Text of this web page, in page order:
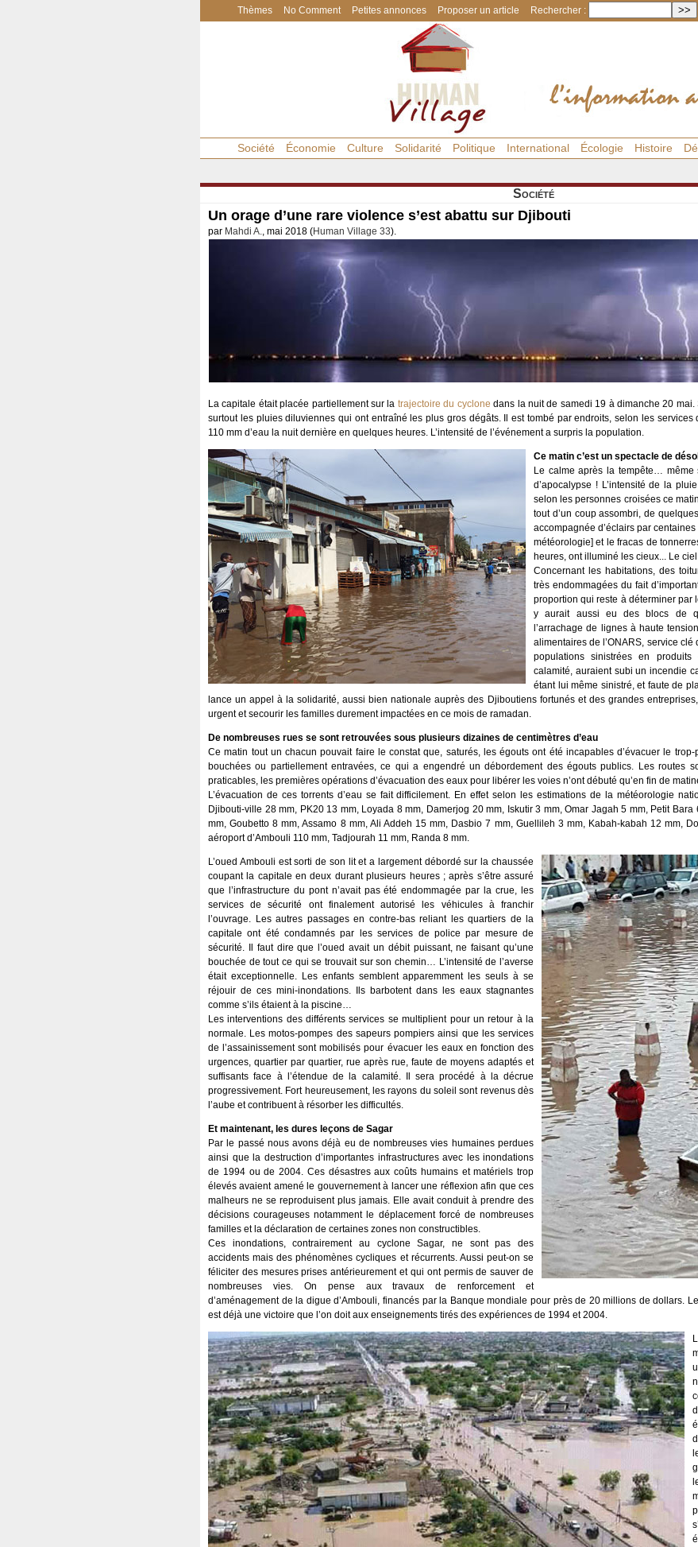
Thèmes No Comment Petites annonces Proposer un article Rechercher :
Société Économie Culture Solidarité Politique International Écologie Histoire
Société
Un orage d’une rare violence s’est abattu sur Djibouti
par Mahdi A., mai 2018 (Human Village 33).
La capitale était placée partiellement sur la trajectoire du cyclone dans la nuit de samedi 19 à dimanche 20
surtout les pluies diluviennes qui ont entraîné les plus gros dégâts. Il est tombé par endroits, selon les
110 mm d’eau la nuit dernière en quelques heures. L’intensité de l’événement a surpris la population.
Ce matin c’est un spectacle de
Le calme après la tempête…
d’apocalypse ! L’intensité de la
selon les personnes croisées ce
tout d’un coup assombri, de
accompagnée d’éclairs par
météorologie] et le fracas de
heures, ont illuminé les cieux... Le
Concernant les habitations, des
très endommagées du fait
proportion qui reste à déterminer par
y aurait aussi eu des blocs de
l’arrachage de lignes à haute
alimentaires de l’ONARS, service
populations sinistrées en
calamité, auraient subi un incendie
étant lui même sinistré, et faute de
lance un appel à la solidarité, aussi bien nationale auprès des Djiboutiens fortunés et des grandes
urgent et secourir les familles durement impactées en ce mois de ramadan.
De nombreuses rues se sont retrouvées sous plusieurs dizaines de centimètres d’eau
Ce matin tout un chacun pouvait faire le constat que, saturés, les égouts ont été incapables d’évacuer le
bouchées ou partiellement entravées, ce qui a engendré un débordement des égouts publics. Les routes
praticables, les premières opérations d’évacuation des eaux pour libérer les voies n’ont débuté qu’en fin de
L’évacuation de ces torrents d’eau se fait difficilement. En effet selon les estimations de la météorologie
Djibouti-ville 28 mm, PK20 13 mm, Loyada 8 mm, Damerjog 20 mm, Iskutir 3 mm, Omar Jagah 5 mm, Petit
mm, Goubetto 8 mm, Assamo 8 mm, Ali Addeh 15 mm, Dasbio 7 mm, Guellileh 3 mm, Kabah-kabah 12 mm,
aéroport d’Ambouli 110 mm, Tadjourah 11 mm, Randa 8 mm.
L’oued Ambouli est sorti de son lit et a largement débordé sur la chaussée
coupant la capitale en deux durant plusieurs heures ; après s’être assuré
que l’infrastructure du pont n’avait pas été endommagée par la crue, les
services de sécurité ont finalement autorisé les véhicules à franchir
l’ouvrage. Les autres passages en contre-bas reliant les quartiers de la
capitale ont été condamnés par les services de police par mesure de
sécurité. Il faut dire que l’oued avait un débit puissant, ne faisant qu’une
bouchée de tout ce qui se trouvait sur son chemin… L’intensité de l’averse
était exceptionnelle. Les enfants semblent apparemment les seuls à se
réjouir de ces mini-inondations. Ils barbotent dans les eaux stagnantes
comme s’ils étaient à la piscine…
Les interventions des différents services se multiplient pour un retour à la
normale. Les motos-pompes des sapeurs pompiers ainsi que les services
de l’assainissement sont mobilisés pour évacuer les eaux en fonction des
urgences, quartier par quartier, rue après rue, faute de moyens adaptés et
suffisants face à l’étendue de la calamité. Il sera procédé à la décrue
progressivement. Fort heureusement, les rayons du soleil sont revenus dès
l’aube et contribuent à résorber les difficultés.
Et maintenant, les dures leçons de Sagar
Par le passé nous avons déjà eu de nombreuses vies humaines perdues
ainsi que la destruction d’importantes infrastructures avec les inondations
de 1994 ou de 2004. Ces désastres aux coûts humains et matériels trop
élevés avaient amené le gouvernement à lancer une réflexion afin que ces
malheurs ne se reproduisent plus jamais. Elle avait conduit à prendre des
décisions courageuses notamment le déplacement forcé de nombreuses
familles et la déclaration de certaines zones non constructibles.
Ces inondations, contrairement au cyclone Sagar, ne sont pas des
accidents mais des phénomènes cycliques et récurrents. Aussi peut-on se
féliciter des mesures prises antérieurement et qui ont permis de sauver de
nombreuses vies. On pense aux travaux de renforcement et
d’aménagement de la digue d’Ambouli, financés par la Banque mondiale pour près de 20 millions de dollars.
est déjà une victoire que l’on doit aux enseignements tirés des expériences de 1994 et 2004.